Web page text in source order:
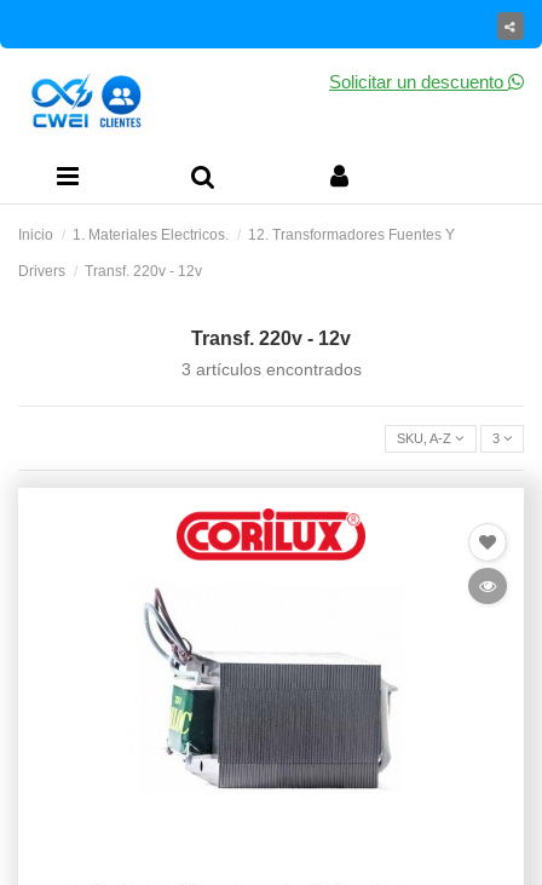
Solicitar un descuento
Inicio 1. Materiales Electricos. 12. Transformadores Fuentes Y
Drivers Transf. 220v - 12v
Transf. 220v - 12v
3 artículos encontrados
SKU,